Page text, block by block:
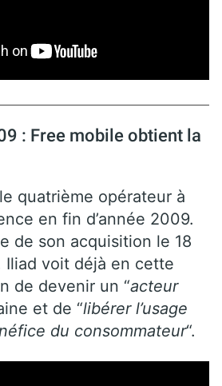
: Free mobile obtient la
quatrième opérateur à
en fin d’année 2009.
de son acquisition le 18
Iliad voit déjà en cette
de devenir un “acteur
et de “libérer l’usage
du consommateur“.